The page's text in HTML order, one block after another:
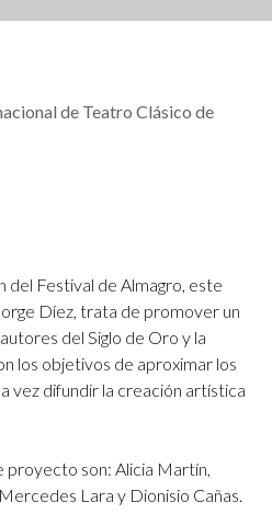
de Teatro Clásico de
del Festival de Almagro, este
Díez, trata de promover un
del Siglo de Oro y la
los objetivos de aproximar los
vez difundir la creación artística
son: Alicia Martín,
Lara y Dionisio Cañas.